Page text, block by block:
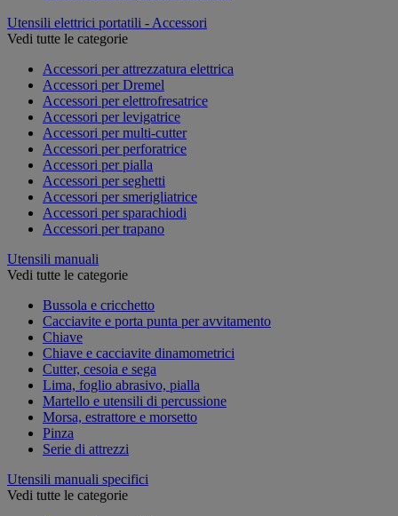
Utensili elettrici portatili - Accessori
Vedi tutte le categorie
Accessori per attrezzatura elettrica
Accessori per Dremel
Accessori per elettrofresatrice
Accessori per levigatrice
Accessori per multi-cutter
Accessori per perforatrice
Accessori per pialla
Accessori per seghetti
Accessori per smerigliatrice
Accessori per sparachiodi
Accessori per trapano
Utensili manuali
Vedi tutte le categorie
Bussola e cricchetto
Cacciavite e porta punta per avvitamento
Chiave
Chiave e cacciavite dinamometrici
Cutter, cesoia e sega
Lima, foglio abrasivo, pialla
Martello e utensili di percussione
Morsa, estrattore e morsetto
Pinza
Serie di attrezzi
Utensili manuali specifici
Vedi tutte le categorie